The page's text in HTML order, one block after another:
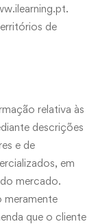
.
de
relativa às
descrições
e de
em
mercado.
meramente
que o cliente